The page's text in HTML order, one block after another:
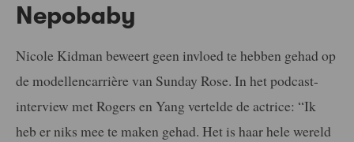
Nepobaby
Nicole Kidman beweert geen invloed te hebben gehad op
de modellencarrière van Sunday Rose. In het podcast-
interview met Rogers en Yang vertelde de actrice: “Ik
heb er niks mee te maken gehad. Het is haar hele wereld